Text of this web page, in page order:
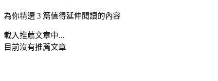
為你精選 3 篇值得延伸閱讀的內容
載入推薦文章中...
目前沒有推薦文章